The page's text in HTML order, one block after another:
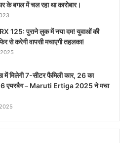
के बगल में चल रहा था कारोबार।
125: पुराने लुक में नया दम! युवाओं की
से करेगी वापसी मचाएगी तहलका!
मिलेगी 7-सीटर फैमिली कार, 26 का
एयरबैग – Maruti Ertiga 2025 ने मचा